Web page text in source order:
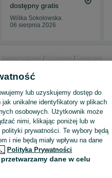
dostępny gratis
Wólka Sokołowska
06 sierpnia 2026
Osobowe
Osobowe -
Wyświetlenia:
Kup
lub uzyskujemy dostęp do
unikalne identyfikatory w plikach
osobowych. Użytkownik może
nimi, klikając poniżej lub w
prywatności. Te wybory będą
i nie będą miały wpływu na dane
Polityka Prywatności
dane w celu